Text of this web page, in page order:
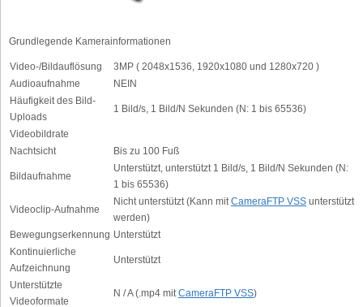
Grundlegende Kamerainformationen
Video-/Bildauflösung
3MP ( 2048x1536, 1920x1080 und 1280x720 )
Audioaufnahme
NEIN
Häufigkeit des Bild-
Uploads
1 Bild/s, 1 Bild/N Sekunden (N: 1 bis 65536)
Videobildrate
Nachtsicht
Bis zu 100 Fuß
Bildaufnahme
Unterstützt, unterstützt 1 Bild/s, 1 Bild/N Sekunden (N:
1 bis 65536)
Videoclip-Aufnahme
Nicht unterstützt (Kann mit CameraFTP VSS unterstützt
werden)
Bewegungserkennung Unterstützt
Kontinuierliche
Aufzeichnung
Unterstützt
Unterstützte
Videoformate
N / A (.mp4 mit CameraFTP VSS)